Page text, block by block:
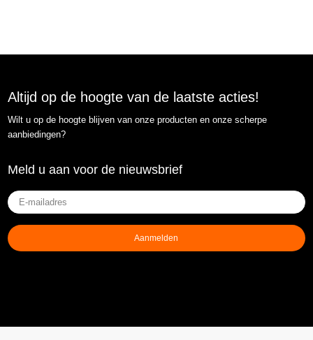
Altijd op de hoogte van de laatste acties!
Wilt u op de hoogte blijven van onze producten en onze scherpe
aanbiedingen?
Meld u aan voor de nieuwsbrief
E-
mailadres(Vereist)
Aanmelden